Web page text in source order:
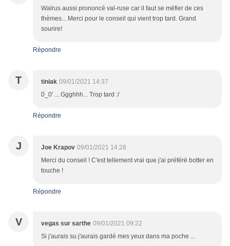
Walrus aussi prononcé val-ruse car il faut se méfier de ces
thèmes... Merci pour le conseil qui vient trop tard. Grand
sourire!
Répondre
T tiniak 09/01/2021 14:37
0_0' ... Ggghhh... Trop tard :/
Répondre
J Joe Krapov 09/01/2021 14:28
Merci du conseil ! C'est tellement vrai que j'ai préféré botter en
touche !
Répondre
V vegas sur sarthe 09/01/2021 09:22
Si j'aurais su j'aurais gardé mes yeux dans ma poche ...